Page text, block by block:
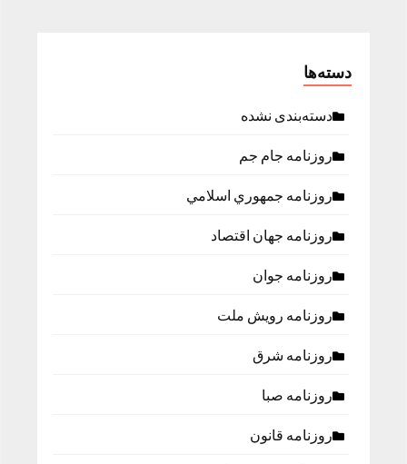
دسته‌ها
دسته‌بندی نشده
روزنامه جام جم
روزنامه جمهوري اسلامي
روزنامه جهان اقتصاد
روزنامه جوان
روزنامه رویش ملت
روزنامه شرق
روزنامه صبا
روزنامه قانون